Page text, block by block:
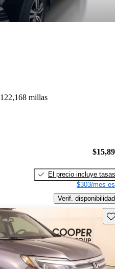
122,168 millas
El precio incluye tasas
$303/mes
Verif. disponibilidad